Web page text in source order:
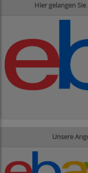
Hier gelangen
Unsere